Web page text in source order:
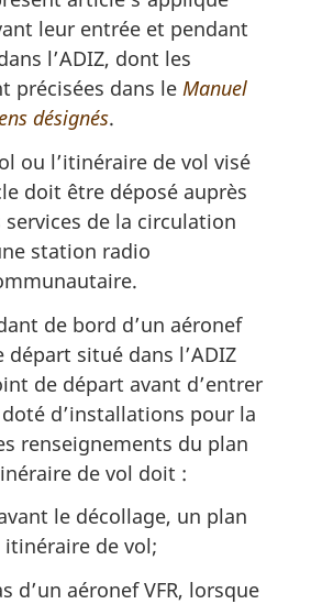
leur entrée et pendant
l’ADIZ, dont les
précisées dans le Manuel
désignés.
ou l’itinéraire de vol visé
doit être déposé auprès
services de la circulation
station radio
de bord d’un aéronef
situé dans l’ADIZ
de départ avant d’entrer
doté d’installations pour la
renseignements du plan
de vol doit :
le décollage, un plan
de vol;
d’un aéronef VFR, lorsque